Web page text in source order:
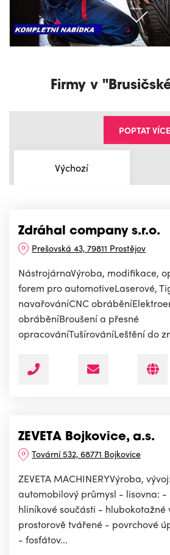
Firmy v
Výchozí
POPTAT
Zdráhal company s.r.o.
Prešovská 43, 79811 Prostějov
NástrojárnaVýroba, modifikace,
forem pro automotiveLaserové,
navařováníCNC
obráběníBroušení a přesné
opracováníTušírováníLeštění do
ZEVETA Bojkovice, a.s.
Tovární 532, 68771 Bojkovice
ZEVETA MACHINERYVýroba,
automobilový průmysl - lisovna: -
hliníkové součásti - hlubokotažné
prostorově tvářené - povrchové
- fosfátov...